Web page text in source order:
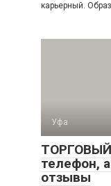
карьерный.
Уфа
телефон,
отзывы